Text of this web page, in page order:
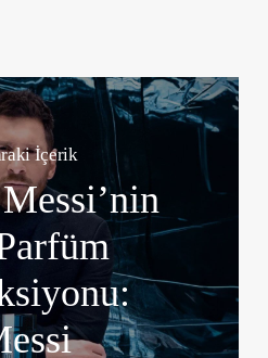
İçerik